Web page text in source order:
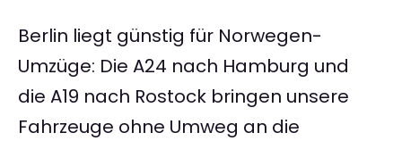
Berlin liegt günstig für Norwegen-
Umzüge: Die A24 nach Hamburg und
die A19 nach Rostock bringen unsere
Fahrzeuge ohne Umweg an die